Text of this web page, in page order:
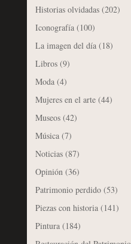
Historias olvidadas(202)
Iconografía(100)
La imagen del día(18)
Libros(9)
Moda(4)
Mujeres en el arte(44)
Museos(42)
Música(7)
Noticias(87)
Opinión(36)
Patrimonio perdido(53)
Piezas con historia(141)
Pintura(184)